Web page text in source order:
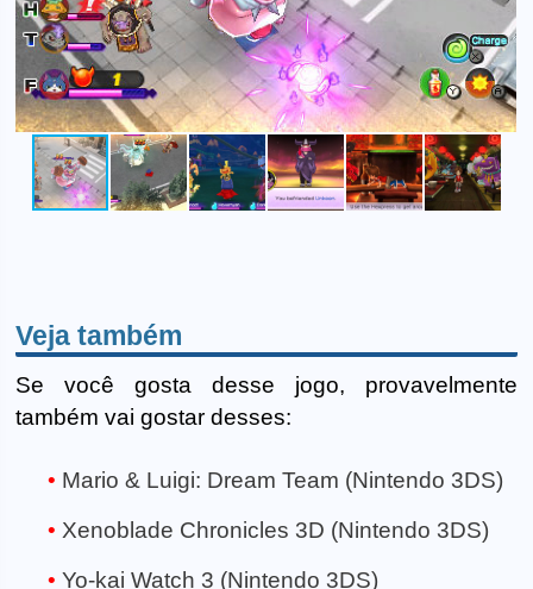
Veja também
Se você gosta desse jogo, provavelmente
também vai gostar desses:
Mario & Luigi: Dream Team (Nintendo 3DS)
Xenoblade Chronicles 3D (Nintendo 3DS)
Yo-kai Watch 3 (Nintendo 3DS)